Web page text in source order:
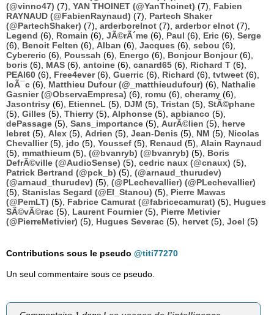
(@vinno47) (7), YAN THOINET (@YanThoinet) (7), Fabien
RAYNAUD (@FabienRaynaud) (7), Partech Shaker
(@PartechShaker) (7), arderborelnot (7), arderbor elnot (7),
Legend (6), Romain (6), JÃ©rÃ´me (6), Paul (6), Eric (6), Serge
(6), Benoit Felten (6), Alban (6), Jacques (6), sebou (6),
Cybereric (6), Poussah (6), Energo (6), Bonjour Bonjour(6),
boris (6), MAS (6), antoine (6), canard65 (6), Richard T (6),
PEAI60 (6), Free4ever(6), Guerric (6), Richard (6), tvtweet (6),
loÃ¯c (6), Matthieu Dufour (@_matthieudufour) (6), Nathalie
Gasnier (@ObservaEmpresa) (6), romu (6), cheramy (6),
Jasontrisy (6), EtienneL (5), DJM (5), Tristan (5), StÃ©phane
(5), Gilles (5), Thierry (5), Alphonse (5), apbianco (5),
dePassage (5), Sans_importance (5), AurÃ©lien (5), herve
lebret (5), Alex (5), Adrien (5), Jean-Denis (5), NM (5), Nicolas
Chevallier(5), jdo (5), Youssef (5), Renaud (5), Alain Raynaud
(5), mmathieum (5), (@bvanryb) (@bvanryb) (5), Boris
DefrÃ©ville (@AudioSense) (5), cedric naux (@cnaux) (5),
Patrick Bertrand (@pck_b) (5), (@arnaud_thurudev)
(@arnaud_thurudev) (5), (@PLechevallier) (@PLechevallier)
(5), Stanislas Segard (@El_Stanou) (5), Pierre Mawas
(@PemLT) (5), Fabrice Camurat (@fabricecamurat) (5), Hugues
SÃ©vÃ©rac (5), Laurent Fournier(5), Pierre Metivier
(@PierreMetivier) (5), Hugues Severac (5), hervet (5), Joel (5)
Contributions sous le pseudo @titi77270
Un seul commentaire sous ce pseudo.